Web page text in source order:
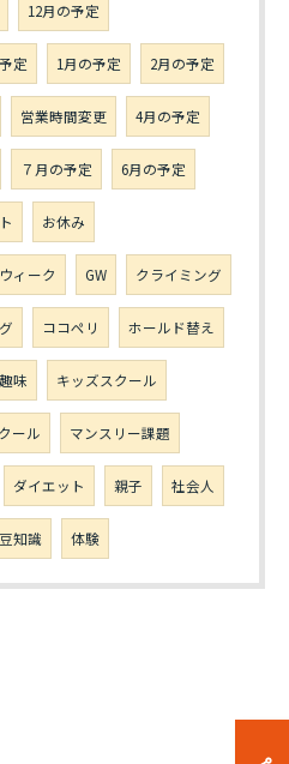
12月の予定
定 1月の予定 2月の予定
営業時間変更 4月の予定
７月の予定 6月の予定
お休み
ィーク GW クライミング
ココペリ ホールド替え
趣味 キッズスクール
ール マンスリー課題
ダイエット 親子 社会人
豆知識 体験